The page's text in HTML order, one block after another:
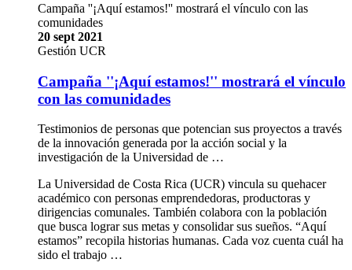
Campaña ''¡Aquí estamos!'' mostrará el vínculo con las
comunidades
20 sept 2021
Gestión UCR
Campaña ''¡Aquí estamos!'' mostrará el vínculo
con las comunidades
Testimonios de personas que potencian sus proyectos a través
de la innovación generada por la acción social y la
investigación de la Universidad de …
La Universidad de Costa Rica (UCR) vincula su quehacer
académico con personas emprendedoras, productoras y
dirigencias comunales. También colabora con la población
que busca lograr sus metas y consolidar sus sueños. “Aquí
estamos” recopila historias humanas. Cada voz cuenta cuál ha
sido el trabajo …